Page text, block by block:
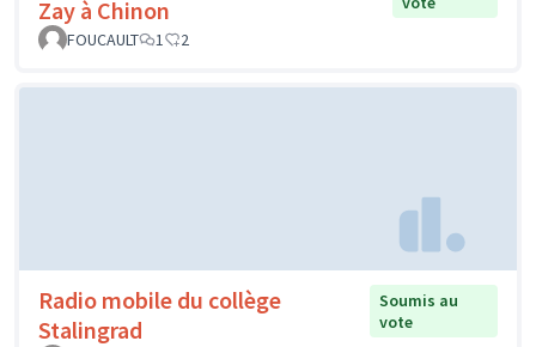
Zay à Chinon
FOUCAULT
1 2
Radio mobile du collège
Stalingrad
Soumis au
vote